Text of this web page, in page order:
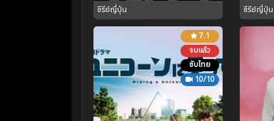
ซีรีย์ญี่ปุ่น ซีรีย์ญี่ปุ่น
7.1
จบแล้ว
ซับไทย
10/10